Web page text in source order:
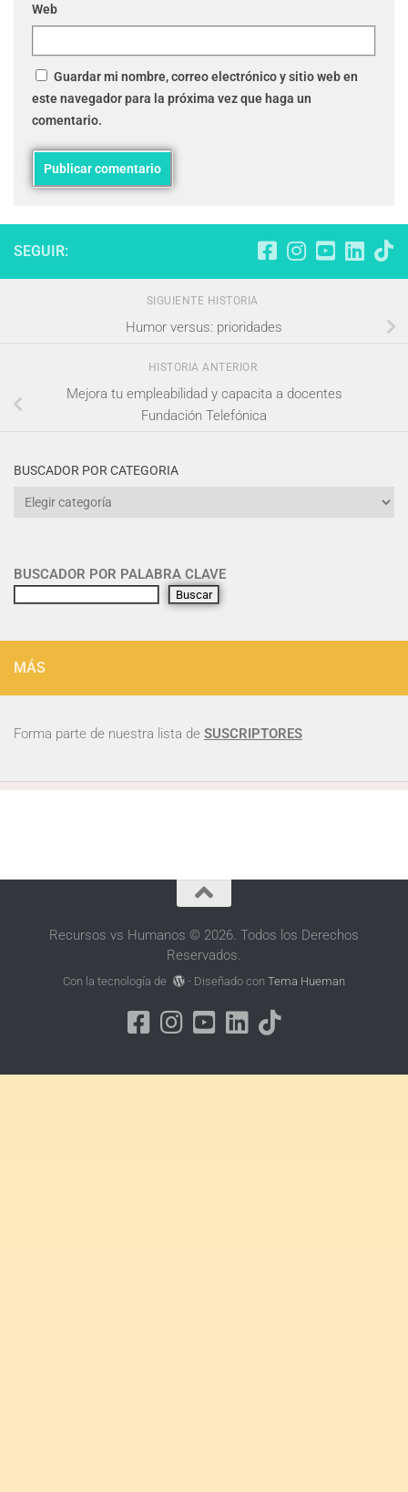
Web
Guardar mi nombre, correo electrónico y sitio web en
este navegador para la próxima vez que haga un
comentario.
SEGUIR:
SIGUIENTE HISTORIA
Humor versus: prioridades
HISTORIA ANTERIOR
Mejora tu empleabilidad y capacita a docentes
Fundación Telefónica
BUSCADOR POR CATEGORIA
BUSCADOR POR PALABRA CLAVE
Buscar
MÁS
Forma parte de nuestra lista de SUSCRIPTORES
Recursos vs Humanos © 2026. Todos los Derechos
Reservados.
Con la tecnología de - Diseñado con Tema Hueman